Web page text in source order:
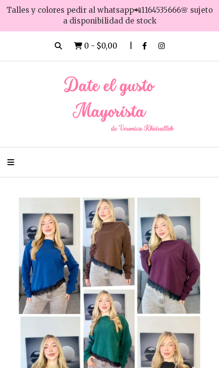
Talles y colores pedir al whatsapp📲1164535666🌸 sujeto
a disponibilidad de stock
0 - $0,00